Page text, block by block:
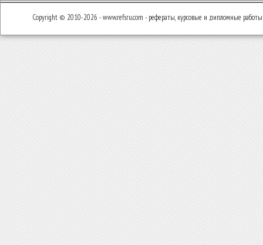
Copyright © 2010-2026 - www.refsru.com - рефераты, курсовые и дипломные работы